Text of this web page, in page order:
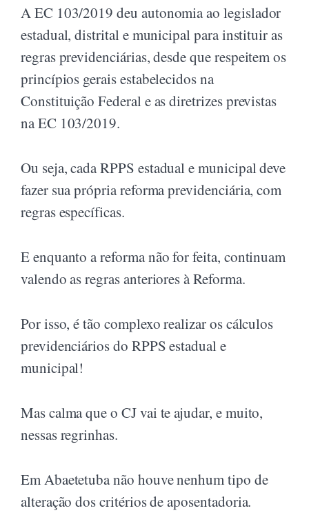
A EC 103/2019 deu autonomia ao legislador
estadual, distrital e municipal para instituir as
regras previdenciárias, desde que respeitem os
princípios gerais estabelecidos na
Constituição Federal e as diretrizes previstas
na EC 103/2019.
Ou seja, cada RPPS estadual e municipal deve
fazer sua própria reforma previdenciária, com
regras específicas.
E enquanto a reforma não for feita, continuam
valendo as regras anteriores à Reforma.
Por isso, é tão complexo realizar os cálculos
previdenciários do RPPS estadual e
municipal!
Mas calma que o CJ vai te ajudar, e muito,
nessas regrinhas.
Em Abaetetuba não houve nenhum tipo de
alteração dos critérios de aposentadoria.